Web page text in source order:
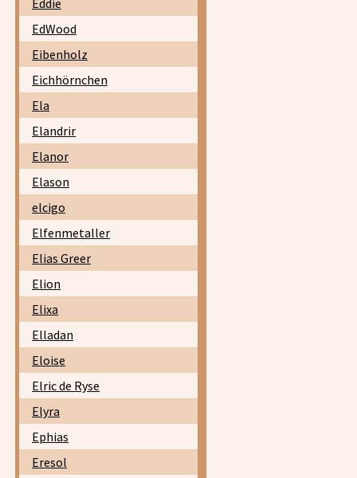
EdWood
Eibenholz
Eichhörnchen
Ela
Elandrir
Elanor
Elason
elcigo
Elfenmetaller
Elias Greer
Elion
Elixa
Elladan
Eloise
Elric de Ryse
Elyra
Ephias
Eresol